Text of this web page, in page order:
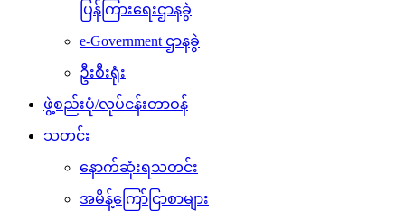
ပြန်ကြားရေးဌာနခွဲ
e-Government ဌာနခွဲ
ဦးစီးရုံး
ဖွဲ့စည်းပုံ/လုပ်ငန်းတာဝန်
သတင်း
နောက်ဆုံးရသတင်း
အမိန့်ကြော်ငြာစာများ